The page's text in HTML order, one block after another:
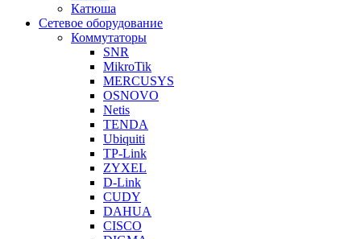
Катюша
Сетевое оборудование
Коммутаторы
SNR
MikroTik
MERCUSYS
OSNOVO
Netis
TENDA
Ubiquiti
TP-Link
ZYXEL
D-Link
CUDY
DAHUA
CISCO